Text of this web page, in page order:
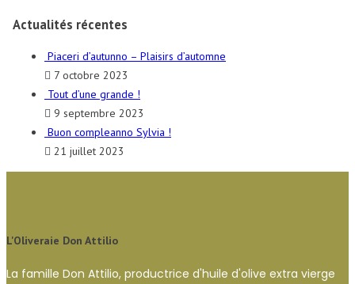
Actualités récentes
Piaceri d’autunno – Plaisirs d’automne
7 octobre 2023
Tout d’une grande !
9 septembre 2023
Buon compleanno Sylvia !
21 juillet 2023
L'Oliveraie Don Attilio
La famille Don Attilio, productrice d'huile d'olive extra vierge